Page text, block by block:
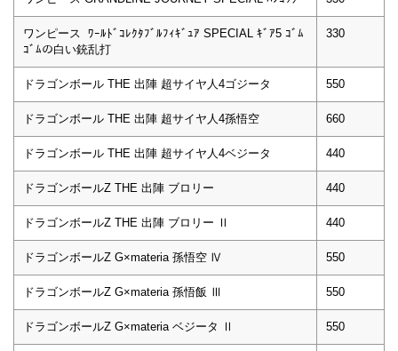
ワンピース ﾜｰﾙﾄﾞｺﾚｸﾀﾌﾞﾙﾌｨｷﾞｭｱ SPECIAL ｷﾞｱ5 ｺﾞﾑ
ｺﾞﾑの白い銃乱打
330
ドラゴンボール THE 出陣 超サイヤ人4ゴジータ 550
ドラゴンボール THE 出陣 超サイヤ人4孫悟空 660
ドラゴンボール THE 出陣 超サイヤ人4ベジータ 440
ドラゴンボールZ THE 出陣 ブロリー 440
ドラゴンボールZ THE 出陣 ブロリー Ⅱ 440
ドラゴンボールZ G×materia 孫悟空 Ⅳ 550
ドラゴンボールZ G×materia 孫悟飯 Ⅲ 550
ドラゴンボールZ G×materia ベジータ Ⅱ 550